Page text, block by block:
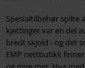
Spesialtilbehør spilte
kjettinger var en del
bredt skjold - og det
EMP nettbutikk